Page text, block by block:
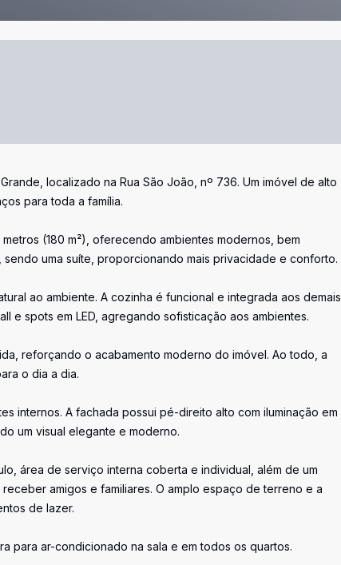
localizado na Rua São João, nº 736. Um imóvel de alto
para toda a família.
(180 m²), oferecendo ambientes modernos, bem
uma suíte, proporcionando mais privacidade e conforto.
ao ambiente. A cozinha é funcional e integrada aos demais
e spots em LED, agregando sofisticação aos ambientes.
reforçando o acabamento moderno do imóvel. Ao todo, a
o dia a dia.
internos. A fachada possui pé-direito alto com iluminação em
um visual elegante e moderno.
área de serviço interna coberta e individual, além de um
amigos e familiares. O amplo espaço de terreno e a
de lazer.
para ar-condicionado na sala e em todos os quartos.